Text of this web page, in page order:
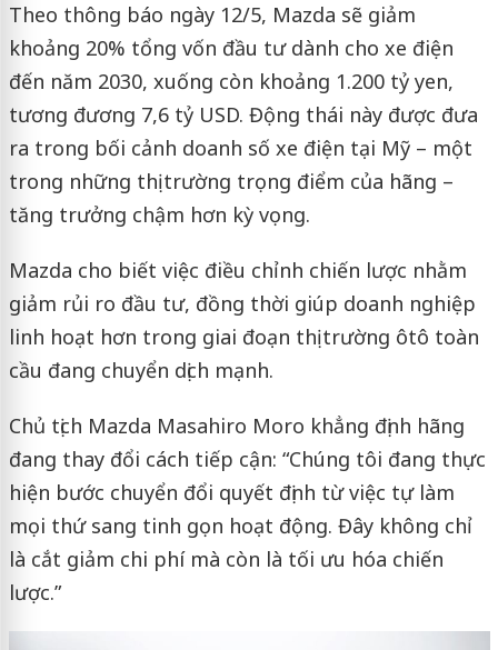
Theo thông báo ngày 12/5, Mazda sẽ giảm
khoảng 20% tổng vốn đầu tư dành cho xe điện
đến năm 2030, xuống còn khoảng 1.200 tỷ yen,
tương đương 7,6 tỷ USD. Động thái này được đưa
ra trong bối cảnh doanh số xe điện tại Mỹ – một
trong những thị trường trọng điểm của hãng –
tăng trưởng chậm hơn kỳ vọng.
Mazda cho biết việc điều chỉnh chiến lược nhằm
giảm rủi ro đầu tư, đồng thời giúp doanh nghiệp
linh hoạt hơn trong giai đoạn thị trường ôtô toàn
cầu đang chuyển dịch mạnh.
Chủ tịch Mazda Masahiro Moro khẳng định hãng
đang thay đổi cách tiếp cận: “Chúng tôi đang thực
hiện bước chuyển đổi quyết định từ việc tự làm
mọi thứ sang tinh gọn hoạt động. Đây không chỉ
là cắt giảm chi phí mà còn là tối ưu hóa chiến
lược.”